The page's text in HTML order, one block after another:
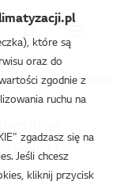
agregatów
LG
które są
oraz do
zgodnie z
ruchu na
zgadzasz się na
Jeśli chcesz
kliknij przycisk